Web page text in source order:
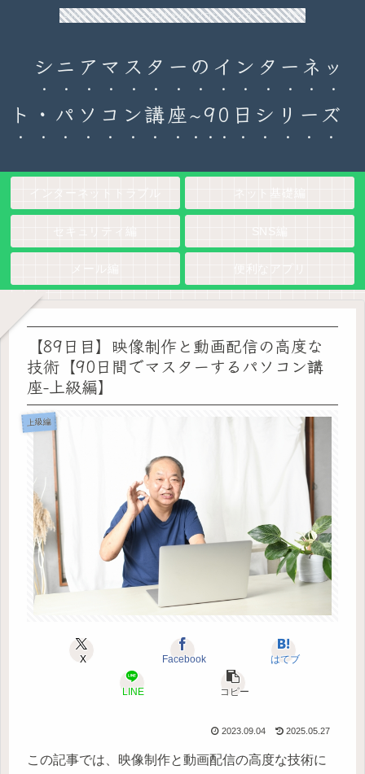
90日チャレンジ！シニアのためのパソコン・インターネット入門
シニアマスターのインターネッ
ト・パソコン講座~90日シリーズ
【89日目】映像制作と動画配信の高度な
技術【90日間でマスターするパソコン講
座-上級編】
上級編
X Facebook はてブ
LINE コピー
2023.09.04 2025.05.27
この記事では、映像制作と動画配信の高度な技術に